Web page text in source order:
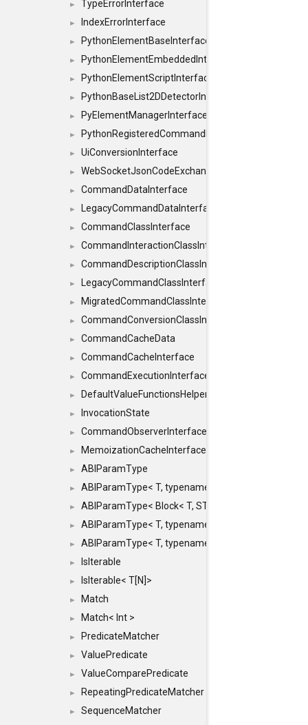
► TypeErrorInterface
► IndexErrorInterface
► PythonElementBaseInterface
► PythonElementEmbeddedInterface
► PythonElementScriptInterface
► PythonBaseList2DDetectorInterface
► PyElementManagerInterface
► PythonRegisteredCommandIdsInterface
► UiConversionInterface
► WebSocketJsonCodeExchangerInterface
► CommandDataInterface
► LegacyCommandDataInterface
► CommandClassInterface
► CommandInteractionClassInterface
► CommandDescriptionClassInterface
► LegacyCommandClassInterface
► MigratedCommandClassInterface
► CommandConversionClassInterface
► CommandCacheData
► CommandCacheInterface
► CommandExecutionInterface
► DefaultValueFunctionsHelper< const Result<
► InvocationState
► CommandObserverInterface
► MemoizationCacheInterface
► ABIParamType
► ABIParamType< T, typename std::enable_if<
► ABIParamType< Block< T, STRIDED, MOVE > >
► ABIParamType< T, typename std::enable_if<
► ABIParamType< T, typename std::enable_if<
► IsIterable
► IsIterable< T[N]>
► Match
► Match< Int >
► PredicateMatcher
► ValuePredicate
► ValueComparePredicate
► RepeatingPredicateMatcher
►
SequenceMatcher